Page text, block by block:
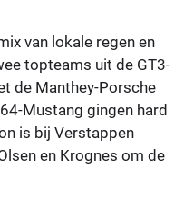
van lokale regen en
topteams uit de GT3-
de Manthey-Porsche
Mustang gingen hard
is bij Verstappen
en Krognes om de